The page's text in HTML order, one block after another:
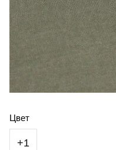
Цвет
+1